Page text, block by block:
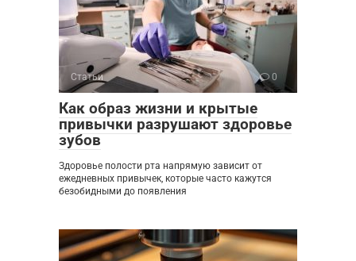
Статьи 0
Как образ жизни и крытые
привычки разрушают здоровье
зубов
Здоровье полости рта напрямую зависит от
ежедневных привычек, которые часто кажутся
безобидными до появления